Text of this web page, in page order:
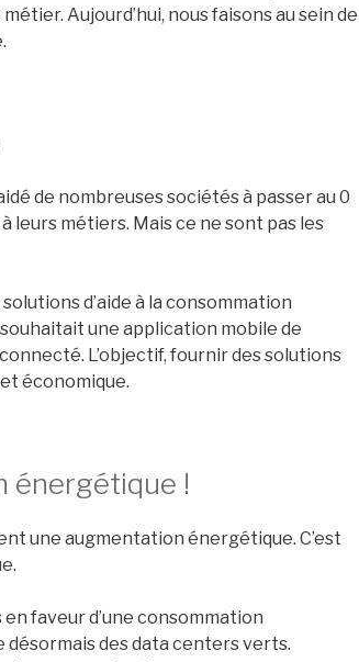
Aujourd’hui, nous faisons au sein de
de nombreuses sociétés à passer au 0
leurs métiers. Mais ce ne sont pas les
d’aide à la consommation
une application mobile de
L’objectif, fournir des solutions
économique.
énergétique !
une augmentation énergétique. C’est
faveur d’une consommation
des data centers verts.